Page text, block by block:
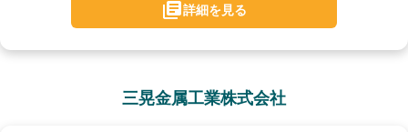
詳細を見る
三晃金属工業株式会社